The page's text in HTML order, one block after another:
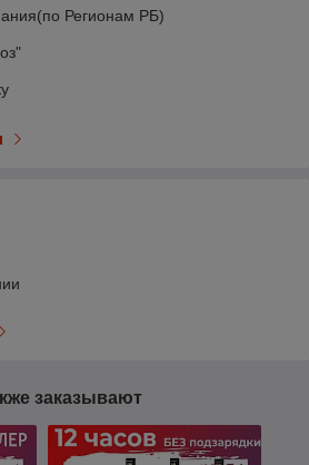
Регионам РБ)
заказывают